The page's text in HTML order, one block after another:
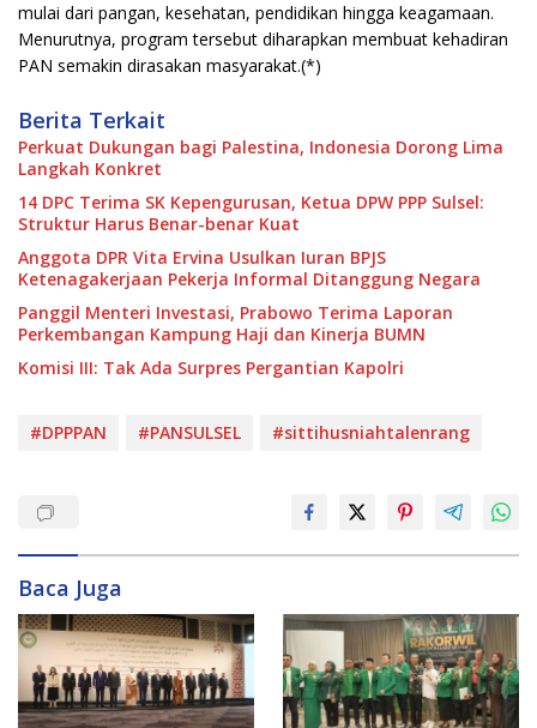
mulai dari pangan, kesehatan, pendidikan hingga keagamaan.
Menurutnya, program tersebut diharapkan membuat kehadiran
PAN semakin dirasakan masyarakat.(*)
Berita Terkait
Perkuat Dukungan bagi Palestina, Indonesia Dorong Lima
Langkah Konkret
14 DPC Terima SK Kepengurusan, Ketua DPW PPP Sulsel:
Struktur Harus Benar-benar Kuat
Anggota DPR Vita Ervina Usulkan Iuran BPJS
Ketenagakerjaan Pekerja Informal Ditanggung Negara
Panggil Menteri Investasi, Prabowo Terima Laporan
Perkembangan Kampung Haji dan Kinerja BUMN
Komisi III: Tak Ada Surpres Pergantian Kapolri
#DPPPAN #PANSULSEL #sittihusniahtalenrang
Baca Juga